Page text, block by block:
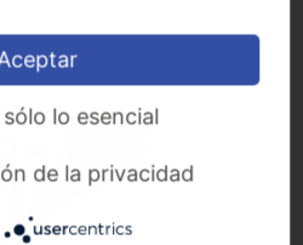
lo esencial
de la privacidad